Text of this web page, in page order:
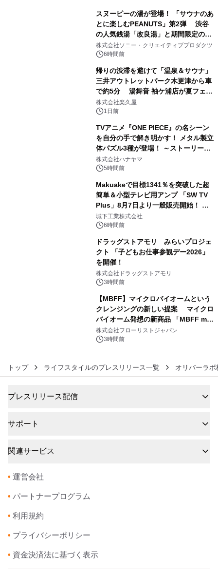
スヌーピーの湯が登場！ 「サウナのあ
とに楽しむPEANUTS」第2弾 渋谷
の人気銭湯「改良湯」と期間限定のコ
ラボレーション サウナイキタイコラ
ボグッズも発売決定！
株式会社ソニー・クリエイティブプロダクツ
6時間前
帰りの渋滞を避けて「温泉＆サウナ」
三井アウトレットパーク木更津から車
で約5分 湯舞音 袖ケ浦店が夏フェア
メニューを提供
株式会社楽久屋
1日前
TVアニメ『ONE PIECE』の名シーン
を自分の手で解き明かす！ メタル製立
体パズル3種が登場！ ～ストーリーと
ギミックが融合した 大人の体験型パズ
ルが8月7日(金)12時より先行予約受付
株式会社ハナヤマ
5時間前
Makuakeで目標1341％を突破した超
簡単＆小型テレビ用アンプ 「SW TV
Plus」8月7日より一般販売開始！ ケ
ーブル1本つなぐだけ、テレビの音が
ぐっと豊かに
城下工業株式会社
6時間前
ドラッグストアモリ みらいプロジェ
クト 「子どもお仕事参観デー2026」
を開催！
株式会社ドラッグストアモリ
3時間前
【MBFF】マイクロバイオームという
クレンジングの新しい提案 マイクロ
バイオーム発想の新商品 「MBFF mb
クレンジングPRO」を2026年8月6日
発売
株式会社フローリストジャパン
3時間前
トップ ライフスタイルのプレスリリース一覧 オリバーラボ
プレスリリース配信
サポート
関連サービス
• 運営会社
• パートナープログラム
• 利用規約
• プライバシーポリシー
• 資金決済法に基づく表示